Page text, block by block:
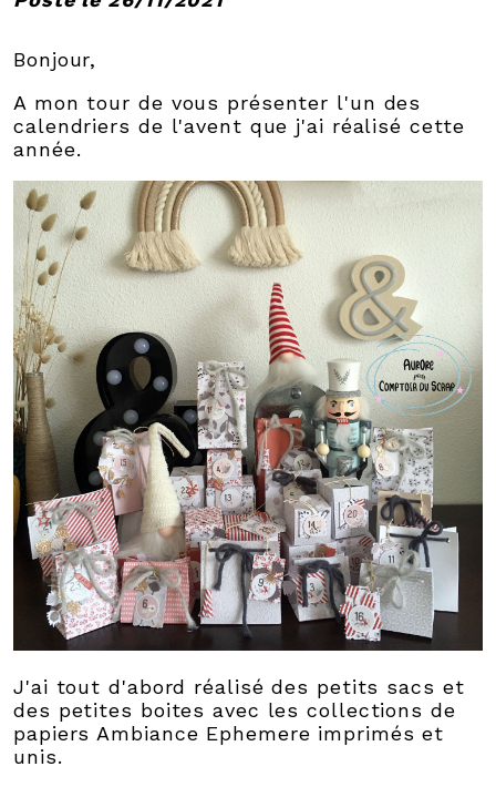
Bonjour,
A mon tour de vous présenter l'un des
calendriers de l'avent que j'ai réalisé cette
année.
J'ai tout d'abord réalisé des petits sacs et
des petites boites avec les collections de
papiers Ambiance Ephemere imprimés et
unis.